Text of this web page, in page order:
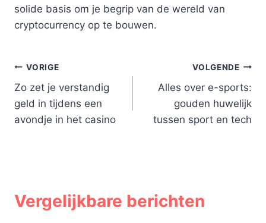
solide basis om je begrip van de wereld van
cryptocurrency op te bouwen.
Bericht
navigatie
VORIGE
Zo zet je verstandig
geld in tijdens een
avondje in het casino
VOLGENDE
Alles over e-sports:
gouden huwelijk
tussen sport en tech
Vergelijkbare berichten